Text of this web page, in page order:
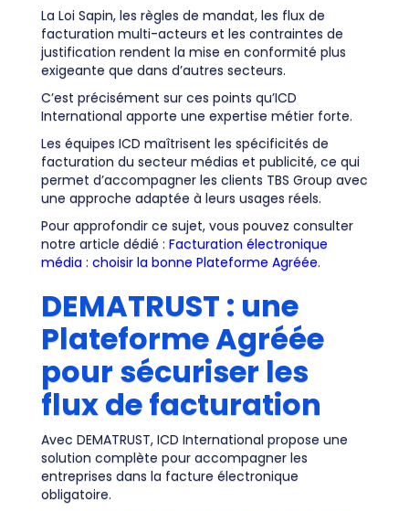
La Loi Sapin, les règles de mandat, les flux de
facturation multi-acteurs et les contraintes de
justification rendent la mise en conformité plus
exigeante que dans d’autres secteurs.
C’est précisément sur ces points qu’ICD
International apporte une expertise métier forte.
Les équipes ICD maîtrisent les spécificités de
facturation du secteur médias et publicité, ce qui
permet d’accompagner les clients TBS Group avec
une approche adaptée à leurs usages réels.
Pour approfondir ce sujet, vous pouvez consulter
notre article dédié : Facturation électronique
média : choisir la bonne Plateforme Agréée.
DEMATRUST : une
Plateforme Agréée
pour sécuriser les
flux de facturation
Avec DEMATRUST, ICD International propose une
solution complète pour accompagner les
entreprises dans la facture électronique
obligatoire.